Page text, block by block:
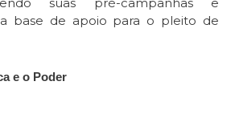
base de apoio para o pleito de
e o Poder